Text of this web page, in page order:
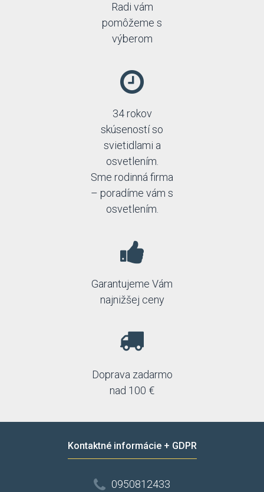
Radi vám
pomôžeme s
výberom
34 rokov
skúseností so
svietidlami a
osvetlením.
Sme rodinná firma
– poradíme vám s
osvetlením.
Garantujeme Vám
najnižšej ceny
Doprava zadarmo
nad 100 €
Kontaktné informácie + GDPR
0950812433